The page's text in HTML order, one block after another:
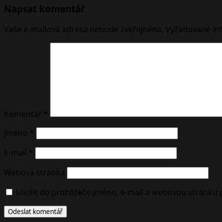
Napsat komentář
Vaše e-mailová adresa nebude zveřejněna. Vyžadované
Komentář *
Jméno *
E-mail *
Webová stránka
Uložit do prohlížeče jméno, e-mail a webovou